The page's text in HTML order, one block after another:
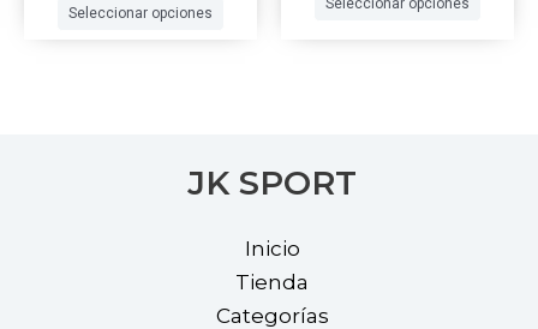
Seleccionar opciones
Seleccionar opciones
JK SPORT
Inicio
Tienda
Categorías